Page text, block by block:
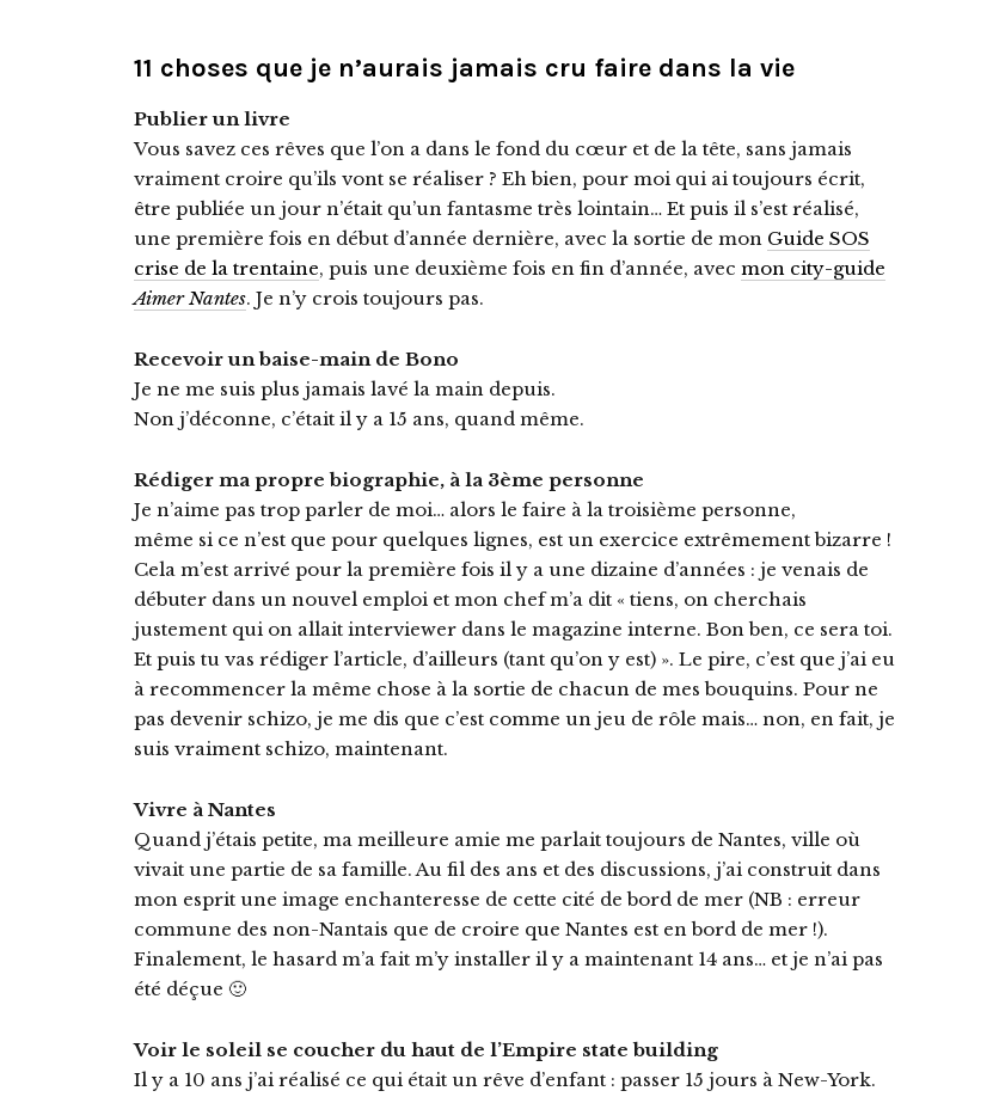
11 choses que je n’aurais jamais cru faire dans la vie
Publier un livre
Vous savez ces rêves que l’on a dans le fond du cœur et de la tête, sans jamais
vraiment croire qu’ils vont se réaliser ? Eh bien, pour moi qui ai toujours écrit,
être publiée un jour n’était qu’un fantasme très lointain… Et puis il s’est réalisé,
une première fois en début d’année dernière, avec la sortie de mon Guide SOS
crise de la trentaine, puis une deuxième fois en fin d’année, avec mon city-guide
Aimer Nantes. Je n’y crois toujours pas.
Recevoir un baise-main de Bono
Je ne me suis plus jamais lavé la main depuis.
Non j’déconne, c’était il y a 15 ans, quand même.
Rédiger ma propre biographie, à la 3ème personne
Je n’aime pas trop parler de moi… alors le faire à la troisième personne,
même si ce n’est que pour quelques lignes, est un exercice extrêmement bizarre !
Cela m’est arrivé pour la première fois il y a une dizaine d’années : je venais de
débuter dans un nouvel emploi et mon chef m’a dit « tiens, on cherchais
justement qui on allait interviewer dans le magazine interne. Bon ben, ce sera toi.
Et puis tu vas rédiger l’article, d’ailleurs (tant qu’on y est) ». Le pire, c’est que j’ai eu
à recommencer la même chose à la sortie de chacun de mes bouquins. Pour ne
pas devenir schizo, je me dis que c’est comme un jeu de rôle mais… non, en fait, je
suis vraiment schizo, maintenant.
Vivre à Nantes
Quand j’étais petite, ma meilleure amie me parlait toujours de Nantes, ville où
vivait une partie de sa famille. Au fil des ans et des discussions, j’ai construit dans
mon esprit une image enchanteresse de cette cité de bord de mer (NB : erreur
commune des non-Nantais que de croire que Nantes est en bord de mer !).
Finalement, le hasard m’a fait m’y installer il y a maintenant 14 ans… et je n’ai pas
été déçue 🙂
Voir le soleil se coucher du haut de l’Empire state building
Il y a 10 ans j’ai réalisé ce qui était un rêve d’enfant : passer 15 jours à New-York.